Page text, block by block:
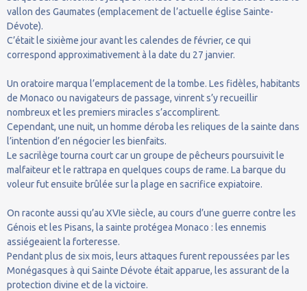
vallon des Gaumates (emplacement de l’actuelle église Sainte-
Dévote).
C’était le sixième jour avant les calendes de février, ce qui
correspond approximativement à la date du 27 janvier.
Un oratoire marqua l’emplacement de la tombe. Les fidèles, habitants
de Monaco ou navigateurs de passage, vinrent s’y recueillir
nombreux et les premiers miracles s’accomplirent.
Cependant, une nuit, un homme déroba les reliques de la sainte dans
l’intention d’en négocier les bienfaits.
Le sacrilège tourna court car un groupe de pêcheurs poursuivit le
malfaiteur et le rattrapa en quelques coups de rame. La barque du
voleur fut ensuite brûlée sur la plage en sacrifice expiatoire.
On raconte aussi qu’au XVIe siècle, au cours d’une guerre contre les
Génois et les Pisans, la sainte protégea Monaco : les ennemis
assiégeaient la forteresse.
Pendant plus de six mois, leurs attaques furent repoussées par les
Monégasques à qui Sainte Dévote était apparue, les assurant de la
protection divine et de la victoire.